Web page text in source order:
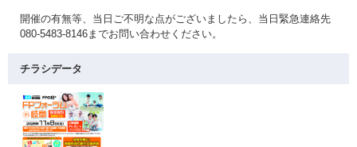
開催の有無等、当日ご不明な点がございましたら、当日緊急連絡先
080-5483-8146までお問い合わせください。
チラシデータ